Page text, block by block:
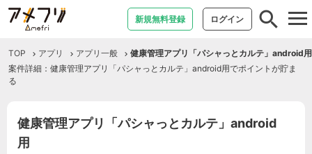
新規無料登録 ログイン
TOP アプリ アプリ一般
健康管理アプリ「パシャっとカルテ」android用
案件詳細：健康管理アプリ「パシャっとカルテ」android用でポイントが貯ま
る
健康管理アプリ「パシャっとカルテ」android
用